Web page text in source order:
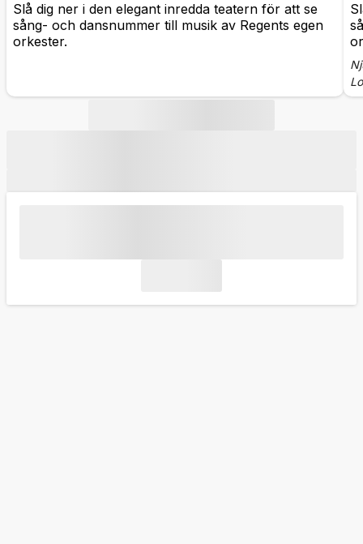
Slå dig ner i den elegant inredda teatern för att se
sång- och dansnummer till musik av Regents egen
orkester.